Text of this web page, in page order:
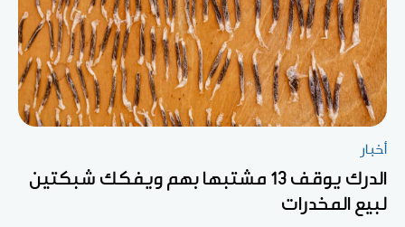
أخبار
الدرك يوقف 13 مشتبها بهم ويفكك شبكتين
لبيع المخدرات